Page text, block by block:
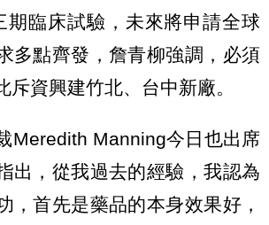
期臨床試驗，未來將申請全球
多點齊發，詹青柳強調，必須
斥資興建竹北、台中新廠。
Meredith Manning今日也出席
出，從我過去的經驗，我認為
，首先是藥品的本身效果好，